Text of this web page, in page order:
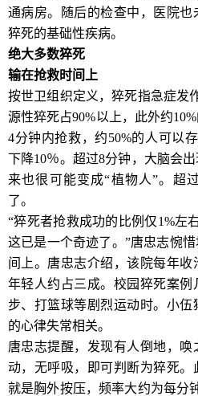
通病房。随后的检查中，医院
猝死的基础性疾病。
绝大多数猝死
输在抢救时间上
按世卫组织定义，猝死指急症发
源性猝死占90%以上，此外约
4分钟内抢救，约50%的人可以
下降10％。超过8分钟，大脑会
来也很可能变成“植物人”。超
了。
“猝死者抢救成功的比例仅1%左
这已是一个奇迹了。”唐忠志惋
间上。唐忠志介绍，该院每年收
年轻人约占三成。校园猝死案
步、打篮球等剧烈运动时。小
的心律失常相关。
唐忠志提醒，发现有人倒地，
动，无呼吸，即可判断为猝死
就是胸外按压，频率大约为每分